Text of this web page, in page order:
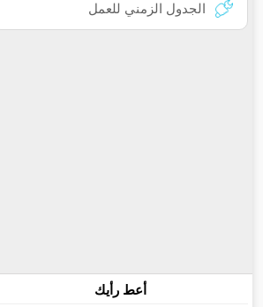
الجدول الزمني للعمل
أعط رأيك